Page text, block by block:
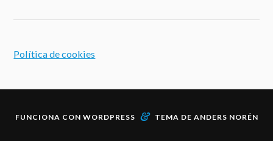
Política de cookies
FUNCIONA CON WORDPRESS & TEMA DE ANDERS NORÉN